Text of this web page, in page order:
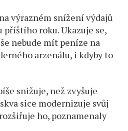
výrazném snížení výdajů
příštího roku. Ukazuje se,
nebude mít peníze na
arzenálu, i kdyby to
snižuje, než zvyšuje
sice modernizuje svůj
ho, poznamenaly